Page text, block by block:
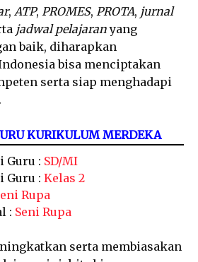
, ATP, PROMES, PROTA, jurnal
jadwal pelajaranyang
baik, diharapkan
bisa menciptakan
serta siap menghadapi
KURIKULUM MERDEKA
Guru : SD/MI
Guru : Kelas 2
Rupa
: Seni Rupa
serta membiasakan